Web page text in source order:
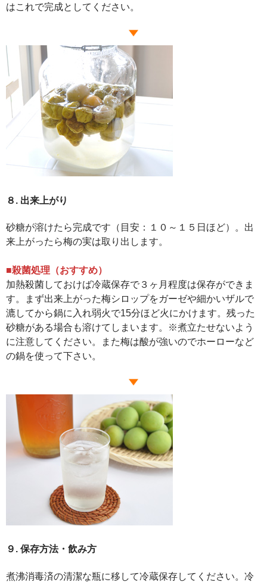
はこれで完成としてください。
８. 出来上がり
砂糖が溶けたら完成です（目安：１０～１５日ほど）。出
来上がったら梅の実は取り出します。
■殺菌処理（おすすめ）
加熱殺菌しておけば冷蔵保存で３ヶ月程度は保存ができま
す。まず出来上がった梅シロップをガーゼや細かいザルで
漉してから鍋に入れ弱火で15分ほど火にかけます。残った
砂糖がある場合も溶けてしまいます。※煮立たせないよう
に注意してください。また梅は酸が強いのでホーローなど
の鍋を使って下さい。
９. 保存方法・飲み方
煮沸消毒済の清潔な瓶に移して冷蔵保存してください。冷